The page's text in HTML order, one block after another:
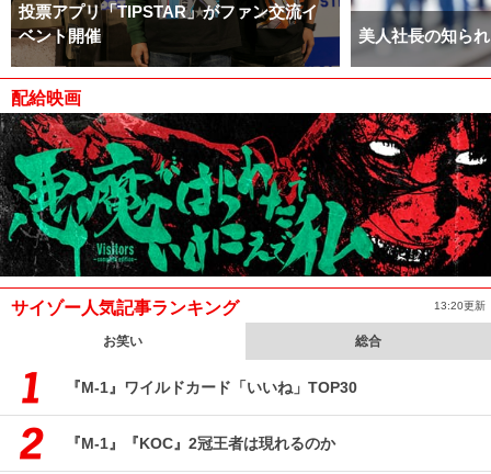
投票アプリ「TIPSTAR」がファン交流イ
ベント開催
美人社長の知ら
配給映画
サイゾー人気記事ランキング 13:20更新
お笑い 総合
『M-1』ワイルドカード「いいね」TOP30
『M-1』『KOC』2冠王者は現れるのか